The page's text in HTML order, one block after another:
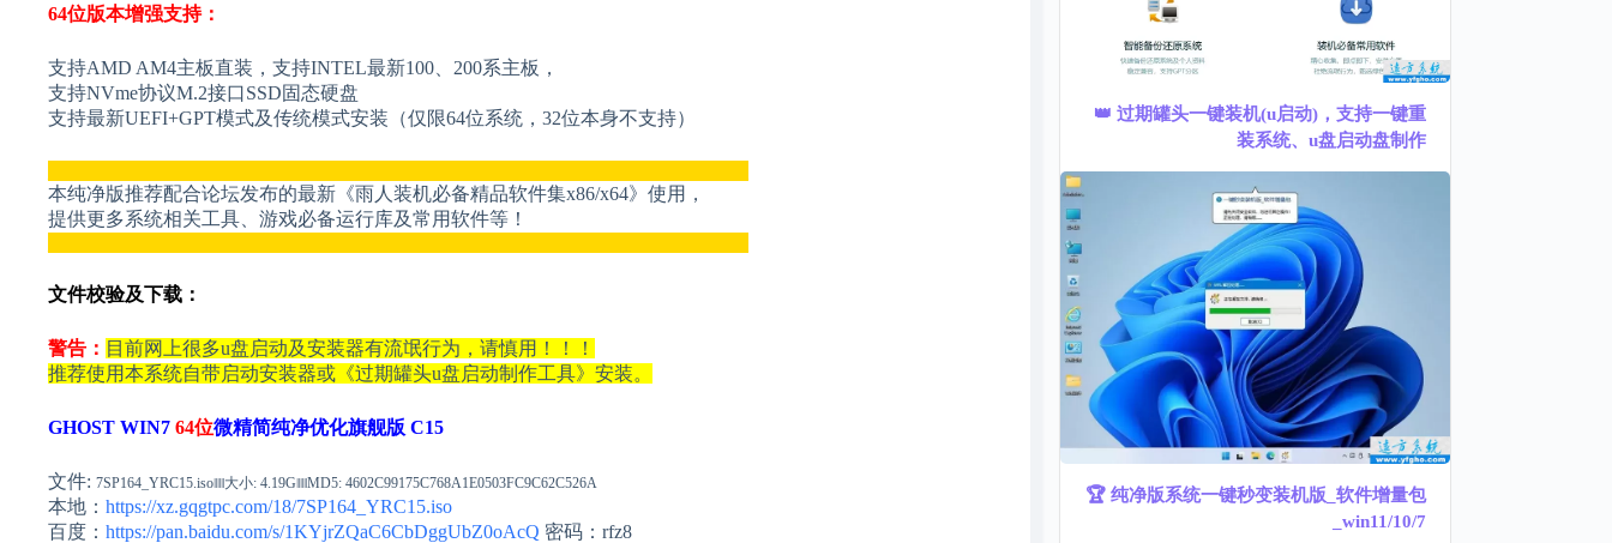
64位版本增强支持：
支持AMD AM4主板直装，支持INTEL最新100、200系主板，
支持NVme协议M.2接口SSD固态硬盘
支持最新UEFI+GPT模式及传统模式安装（仅限64位系统，32位本身不支持）
本纯净版推荐配合论坛发布的最新《雨人装机必备精品软件集x86/x64》使用，
提供更多系统相关工具、游戏必备运行库及常用软件等！
文件校验及下载：
警告： 目前网上很多u盘启动及安装器有流氓行为，请慎用！！！
推荐使用本系统自带启动安装器或《过期罐头u盘启动制作工具》安装。
GHOST WIN7 64位微精简纯净优化旗舰版 C15
文件: 7SP164_YRC15.iso‖‖‖大小: 4.19G‖‖‖MD5: 4602C99175C768A1E0503FC9C62C526A
本地： https://xz.gqgtpc.com/18/7SP164_YRC15.iso
百度： https://pan.baidu.com/s/1KYjrZQaC6CbDggUbZ0oAcQ 密码：rfz8
👑 过期罐头一键装机(u启动)，支持一键重
装系统、u盘启动盘制作
🏆 纯净版系统一键秒变装机版_软件增量包
_win11/10/7